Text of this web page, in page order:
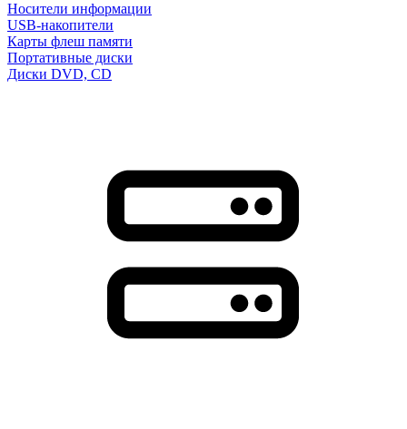
Носители информации
USB-накопители
Карты флеш памяти
Портативные диски
Диски DVD, CD